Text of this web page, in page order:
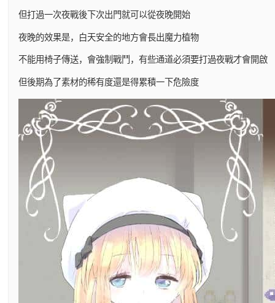
但打過一次夜戰後下次出門就可以從夜晚開始
夜晚的效果是，白天安全的地方會長出魔力植物
不能用椅子傳送，會強制戰鬥，有些通道必須要打過夜戰才會開啟
但後期為了素材的稀有度還是得累積一下危險度